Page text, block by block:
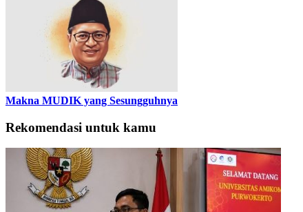
Makna MUDIK yang Sesungguhnya
Rekomendasi untuk kamu